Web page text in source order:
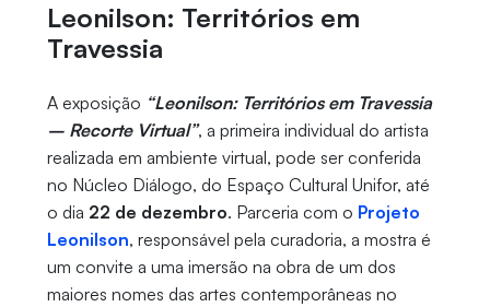
Leonilson: Territórios em
Travessia
A exposição “Leonilson: Territórios em Travessia
– Recorte Virtual”, a primeira individual do artista
realizada em ambiente virtual, pode ser conferida
no Núcleo Diálogo, do Espaço Cultural Unifor, até
o dia 22 de dezembro. Parceria com o Projeto
Leonilson, responsável pela curadoria, a mostra é
um convite a uma imersão na obra de um dos
maiores nomes das artes contemporâneas no